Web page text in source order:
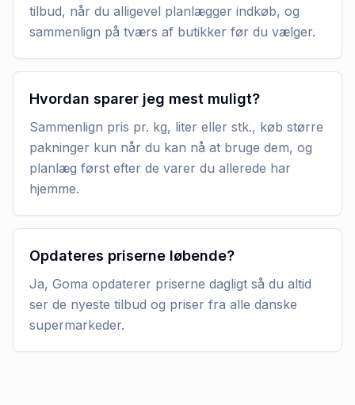
tilbud, når du alligevel planlægger indkøb, og
sammenlign på tværs af butikker før du vælger.
Hvordan sparer jeg mest muligt?
Sammenlign pris pr. kg, liter eller stk., køb større
pakninger kun når du kan nå at bruge dem, og
planlæg først efter de varer du allerede har
hjemme.
Opdateres priserne løbende?
Ja, Goma opdaterer priserne dagligt så du altid
ser de nyeste tilbud og priser fra alle danske
supermarkeder.